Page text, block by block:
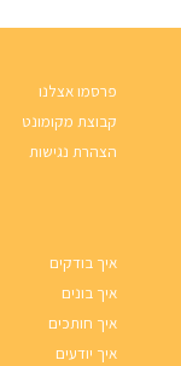
פרסמו אצלנו
קבוצת מקומונט
הצהרת נגישות
איך בודקים
איך בונים
איך חותכים
איך יודעים